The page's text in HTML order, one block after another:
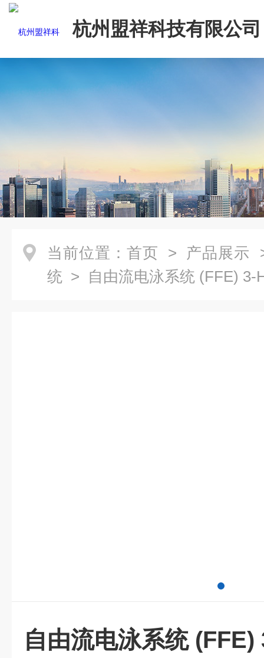
杭州盟祥科技有限公司
当前位置： 首页 > 产品展示
统 > 自由流电泳系统 (FFE)
自由流电泳系统